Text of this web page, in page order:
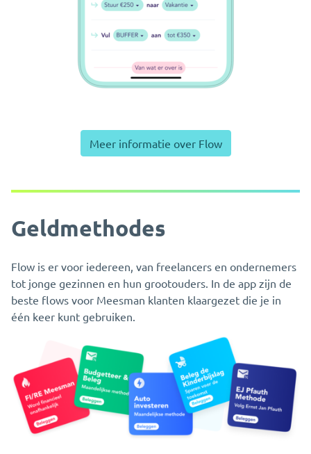
Meer informatie over Flow
Geldmethodes
Flow is er voor iedereen, van freelancers en ondernemers
tot jonge gezinnen en hun grootouders. In de app zijn de
beste flows voor Meesman klanten klaargezet die je in
één keer kunt gebruiken.